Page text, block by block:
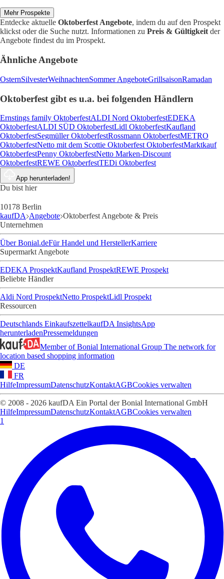
Mehr Prospekte
Entdecke aktuelle Oktoberfest Angebote, indem du auf den Prospekt
klickst oder die Suche nutzt. Informationen zu Preis & Gültigkeit der
Angebote findest du im Prospekt.
Ähnliche Angebote
OsternSilvesterWeihnachtenSommer AngeboteGrillsaisonRamadan
Oktoberfest gibt es u.a. bei folgenden Händlern
Ernstings family OktoberfestALDI Nord OktoberfestEDEKA
OktoberfestALDI SÜD OktoberfestLidl OktoberfestKaufland
OktoberfestSegmüller OktoberfestRossmann OktoberfestMETRO
OktoberfestNetto mit dem Scottie Oktoberfest OktoberfestMarktkauf
OktoberfestPenny OktoberfestNetto Marken-Discount
OktoberfestREWE OktoberfestTEDi Oktoberfest
App herunterladen!
Du bist hier
10178 Berlin
kaufDA Angebote Oktoberfest Angebote & Preis
Unternehmen
Über Bonial.deFür Handel und HerstellerKarriere
Supermarkt Angebote
EDEKA ProspektKaufland ProspektREWE Prospekt
Beliebte Händler
Aldi Nord ProspektNetto ProspektLidl Prospekt
Ressourcen
Deutschlands EinkaufszettelkaufDA InsightsApp
herunterladenPressemeldungen
Member of Bonial International Group The network for
location based shopping information
DE
FR
HilfeImpressumDatenschutzKontaktAGBCookies verwalten
© 2008 - 2026 kaufDA Ein Portal der Bonial International GmbH
HilfeImpressumDatenschutzKontaktAGBCookies verwalten
1